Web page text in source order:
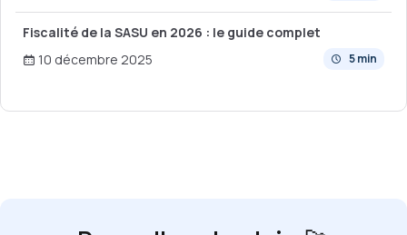
Fiscalité de la SASU en 2026 : le guide complet
5 min
10 décembre 2025